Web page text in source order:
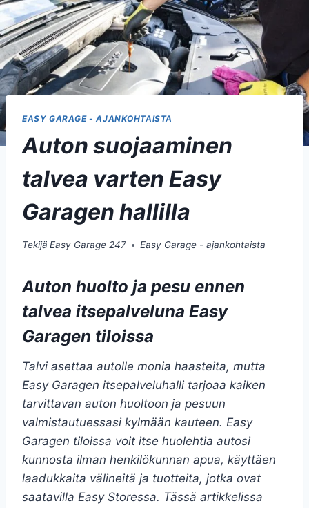
EASY GARAGE - AJANKOHTAISTA
Auton suojaaminen
talvea varten Easy
Garagen hallilla
Tekijä Easy Garage 247 Easy Garage - ajankohtaista
Auton huolto ja pesu ennen
talvea itsepalveluna Easy
Garagen tiloissa
Talvi asettaa autolle monia haasteita, mutta
Easy Garagen itsepalveluhalli tarjoaa kaiken
tarvittavan auton huoltoon ja pesuun
valmistautuessasi kylmään kauteen. Easy
Garagen tiloissa voit itse huolehtia autosi
kunnosta ilman henkilökunnan apua, käyttäen
laadukkaita välineitä ja tuotteita, jotka ovat
saatavilla Easy Storessa. Tässä artikkelissa